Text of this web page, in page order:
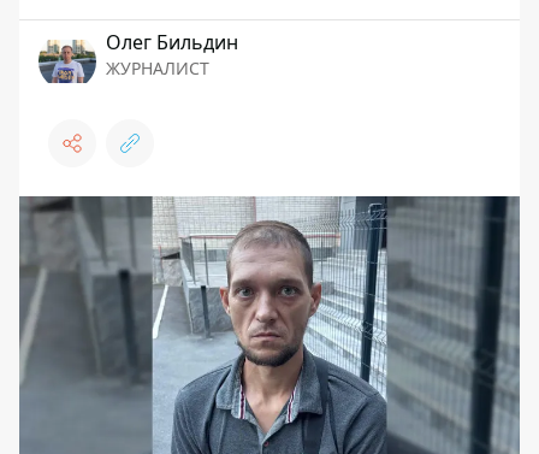
Олег Бильдин
ЖУРНАЛИСТ